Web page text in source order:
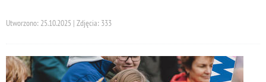
Utworzono: 25.10.2025 | Zdjęcia: 333